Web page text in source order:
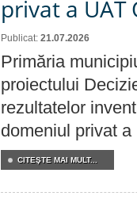
privat a UAT
Publicat: 21.07.2026
Primăria
proiectului
rezultatelor
domeniul privat a
CITEŞTE MAI MULT...